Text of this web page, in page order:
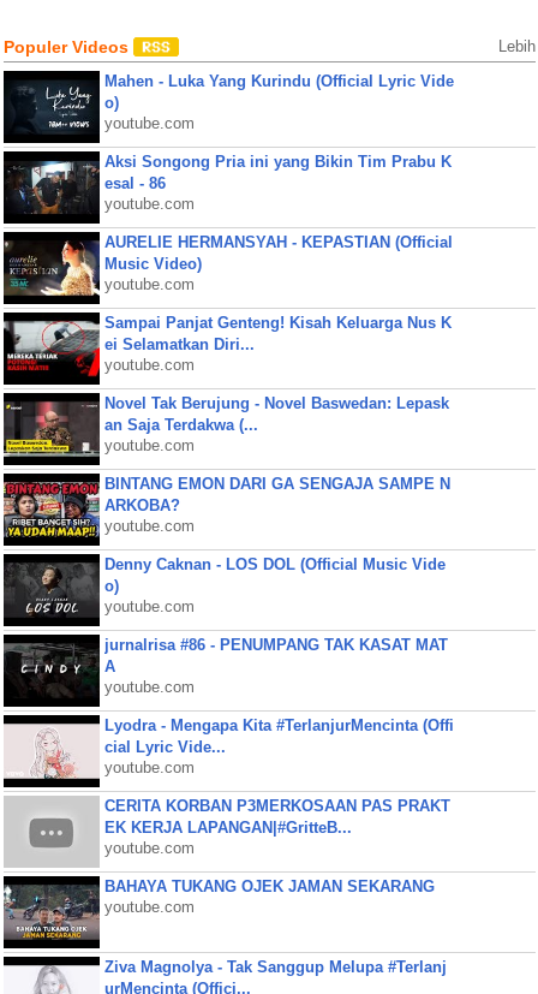
Populer Videos Lebih
Mahen - Luka Yang Kurindu (Official Lyric Vide
o)
youtube.com
Aksi Songong Pria ini yang Bikin Tim Prabu K
esal - 86
youtube.com
AURELIE HERMANSYAH - KEPASTIAN (Official
Music Video)
youtube.com
Sampai Panjat Genteng! Kisah Keluarga Nus K
ei Selamatkan Diri...
youtube.com
Novel Tak Berujung - Novel Baswedan: Lepask
an Saja Terdakwa (...
youtube.com
BINTANG EMON DARI GA SENGAJA SAMPE N
ARKOBA?
youtube.com
Denny Caknan - LOS DOL (Official Music Vide
o)
youtube.com
jurnalrisa #86 - PENUMPANG TAK KASAT MAT
A
youtube.com
Lyodra - Mengapa Kita #TerlanjurMencinta (Offi
cial Lyric Vide...
youtube.com
CERITA KORBAN P3MERKOSAAN PAS PRAKT
EK KERJA LAPANGAN|#GritteB...
youtube.com
BAHAYA TUKANG OJEK JAMAN SEKARANG
youtube.com
Ziva Magnolya - Tak Sanggup Melupa #Terlanj
urMencinta (Offici...